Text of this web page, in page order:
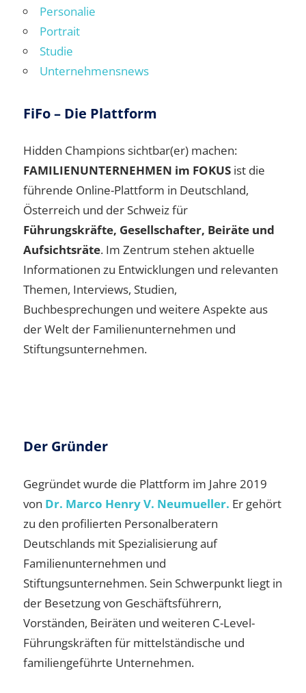
Personalie
Portrait
Studie
Unternehmensnews
FiFo – Die Plattform
Hidden Champions sichtbar(er) machen:
FAMILIENUNTERNEHMEN im FOKUS ist die
führende Online-Plattform in Deutschland,
Österreich und der Schweiz für
Führungskräfte, Gesellschafter, Beiräte und
Aufsichtsräte. Im Zentrum stehen aktuelle
Informationen zu Entwicklungen und relevanten
Themen, Interviews, Studien,
Buchbesprechungen und weitere Aspekte aus
der Welt der Familienunternehmen und
Stiftungsunternehmen.
Der Gründer
Gegründet wurde die Plattform im Jahre 2019
von Dr. Marco Henry V. Neumueller. Er gehört
zu den profilierten Personalberatern
Deutschlands mit Spezialisierung auf
Familienunternehmen und
Stiftungsunternehmen. Sein Schwerpunkt liegt in
der Besetzung von Geschäftsführern,
Vorständen, Beiräten und weiteren C-Level-
Führungskräften für mittelständische und
familiengeführte Unternehmen.